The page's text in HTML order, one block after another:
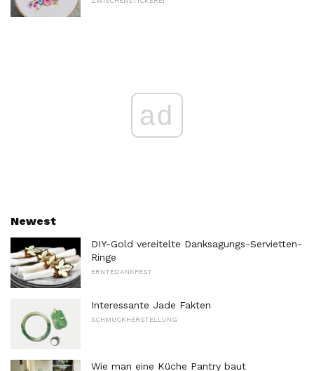
ad
Newest
DIY-Gold vereitelte Danksagungs-Servietten-
Ringe
ERNTEDANKFEST
Interessante Jade Fakten
SCHMUCKHERSTELLUNG
Wie man eine Küche Pantry baut